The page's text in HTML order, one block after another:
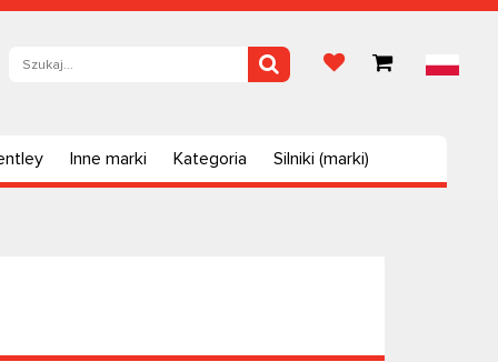
Inne marki Kategoria Silniki (marki)